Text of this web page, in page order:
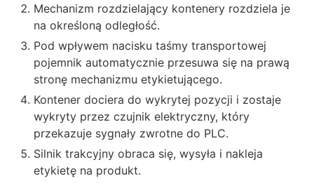
Mechanizm rozdzielający kontenery rozdziela je
na określoną odległość.
Pod wpływem nacisku taśmy transportowej
pojemnik automatycznie przesuwa się na prawą
stronę mechanizmu etykietującego.
Kontener dociera do wykrytej pozycji i zostaje
wykryty przez czujnik elektryczny, który
przekazuje sygnały zwrotne do PLC.
Silnik trakcyjny obraca się, wysyła i nakleja
etykietę na produkt.